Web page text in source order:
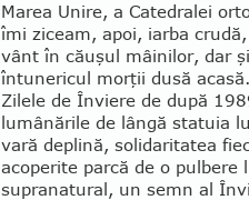
Marea Uni­re, a Catedralei
îmi ziceam, apoi, iarba
vânt în că­uşul mâinilor, dar
întune­ricul morţii dusă acasă.
Zilele de Înviere de după
lumânările de lângă statuia
vară deplină, solidaritatea
acoperite parcă de o
supranatural, un semn al